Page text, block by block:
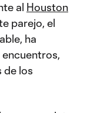
al Houston
parejo, el
ha
de los